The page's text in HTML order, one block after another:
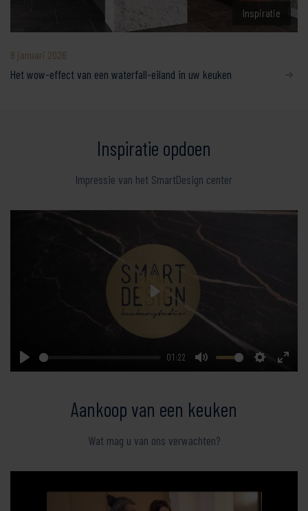
Inspiratie
8 januari 2026
Het wow-effect van een waterfall-eiland in uw keuken
Inspiratie opdoen
Impressie van het SmartDesign center
Play
01:22
Mute Settings
Enter
Play
Aankoop van een keuken
Wat mag u van ons verwachten?